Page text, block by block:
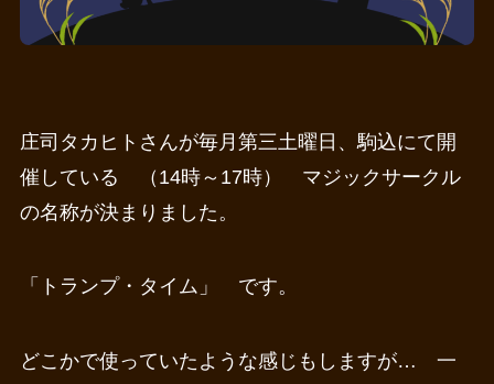
庄司タカヒトさんが毎月第三土曜日、駒込にて開
催している （14時～17時） マジックサークル
の名称が決まりました。
「トランプ・タイム」 です。
どこかで使っていたような感じもしますが… 一